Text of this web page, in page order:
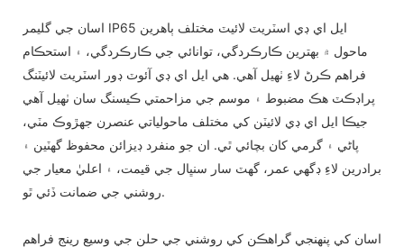
اسان جي گليمر IP65 ايل اي ڊي اسٽريٽ لائيٽ مختلف ٻاهرين
ماحول ۾ بهترين ڪارڪردگي، توانائي جي ڪارڪردگي، ۽ استحڪام
فراهم ڪرڻ لاءِ ٺهيل آهي. هي ايل اي ڊي آئوٽ ڊور اسٽريٽ لائيٽنگ
پراڊڪٽ هڪ مضبوط ۽ موسم جي مزاحمتي ڪيسنگ سان ٺهيل آهي
جيڪا ايل اي ڊي لائيٽن کي مختلف ماحولياتي عنصرن جهڙوڪ مٽي،
پاڻي ۽ گرمي کان بچائي ٿي. ان جو منفرد ڊيزائن محفوظ گهٽين ۽
برادرين لاءِ ڊگهي عمر، گهٽ سار سنڀال جي قيمت، ۽ اعليٰ معيار جي
روشني جي ضمانت ڏئي ٿو.
اسان کي پنهنجي گراهڪن کي روشني جي حلن جي وسيع رينج فراهم